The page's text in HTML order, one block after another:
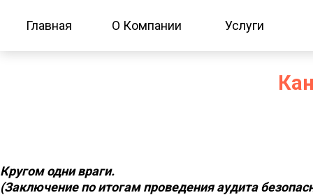
Главная О Компании Услуги
Кругом одни враги.
(Заключение по итогам проведения аудита